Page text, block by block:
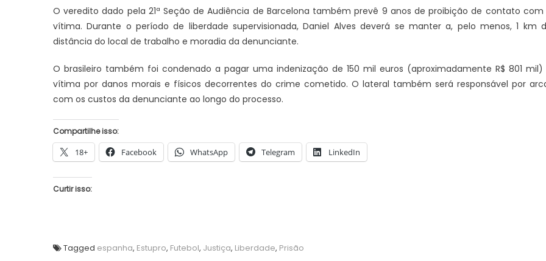
O veredito dado pela 21ª Seção de Audiência de Barcelona também prevê 9 anos de proibição de contato com
vítima. Durante o período de liberdade supervisionada, Daniel Alves deverá se manter a, pelo menos, 1 km
distância do local de trabalho e moradia da denunciante.
O brasileiro também foi condenado a pagar uma indenização de 150 mil euros (aproximadamente R$ 801 mil)
vítima por danos morais e físicos decorrentes do crime cometido. O lateral também será responsável por
com os custos da denunciante ao longo do processo.
Compartilhe isso:
18+ Facebook WhatsApp Telegram LinkedIn
Curtir isso:
Tagged espanha, Estupro, Futebol, Justiça, Liberdade, Prisão
debate sobre possíveis efeitos de
uma crise econômica
TCU
Ponte Presidente Dutra deixa
feridos